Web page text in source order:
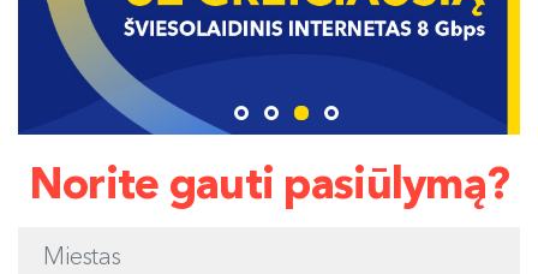
Norite gauti pasiūlymą?